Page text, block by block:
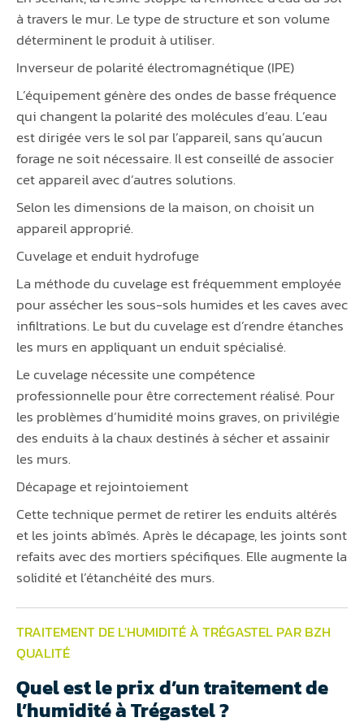
à travers le mur. Le type de structure et son volume
déterminent le produit à utiliser.
Inverseur de polarité électromagnétique (IPE)
L’équipement génère des ondes de basse fréquence
qui changent la polarité des molécules d’eau. L’eau
est dirigée vers le sol par l’appareil, sans qu’aucun
forage ne soit nécessaire. Il est conseillé de associer
cet appareil avec d’autres solutions.
Selon les dimensions de la maison, on choisit un
appareil approprié.
Cuvelage et enduit hydrofuge
La méthode du cuvelage est fréquemment employée
pour assécher les sous-sols humides et les caves avec
infiltrations. Le but du cuvelage est d’rendre étanches
les murs en appliquant un enduit spécialisé.
Le cuvelage nécessite une compétence
professionnelle pour être correctement réalisé. Pour
les problèmes d’humidité moins graves, on privilégie
des enduits à la chaux destinés à sécher et assainir
les murs.
Décapage et rejointoiement
Cette technique permet de retirer les enduits altérés
et les joints abîmés. Après le décapage, les joints sont
refaits avec des mortiers spécifiques. Elle augmente la
solidité et l’étanchéité des murs.
TRAITEMENT DE L'HUMIDITÉ À TRÉGASTEL PAR BZH
QUALITÉ
Quel est le prix d’un traitement de
l’humidité à Trégastel ?